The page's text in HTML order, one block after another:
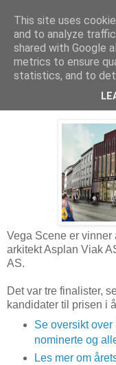
17 oktober 2019
Oslo bys
Vega Scene er vinner
arkitekt Asplan Viak
AS.
Det var tre finalister,
kandidater til prisen i
Se oversikt
nominerte og
Les mer om
This site uses
and to analyze
shared with Google
metrics to ensure
statistics, and to